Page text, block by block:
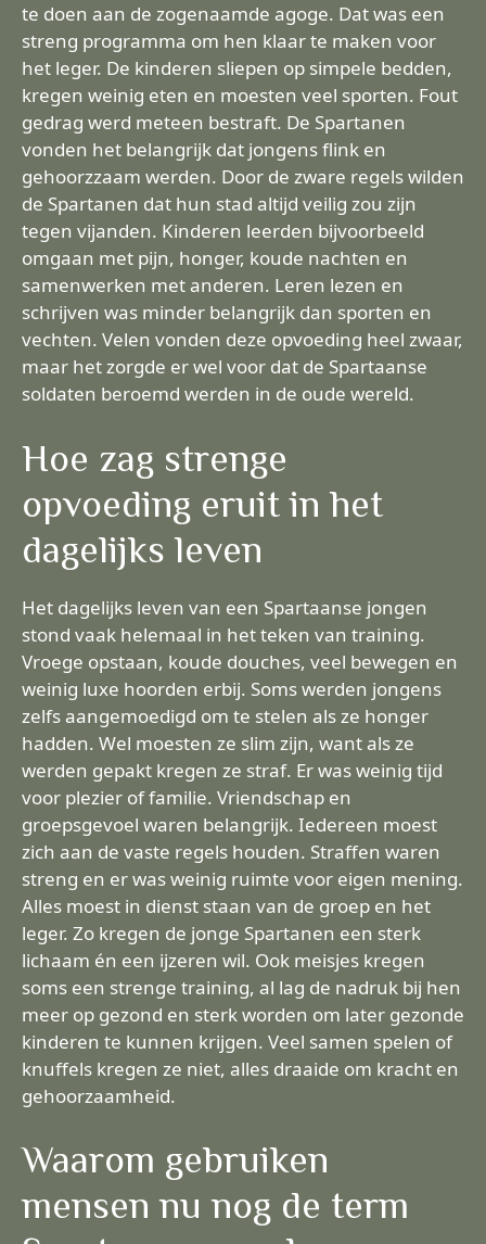
te doen aan de zogenaamde agoge. Dat was een
streng programma om hen klaar te maken voor
het leger. De kinderen sliepen op simpele bedden,
kregen weinig eten en moesten veel sporten. Fout
gedrag werd meteen bestraft. De Spartanen
vonden het belangrijk dat jongens flink en
gehoorzzaam werden. Door de zware regels wilden
de Spartanen dat hun stad altijd veilig zou zijn
tegen vijanden. Kinderen leerden bijvoorbeeld
omgaan met pijn, honger, koude nachten en
samenwerken met anderen. Leren lezen en
schrijven was minder belangrijk dan sporten en
vechten. Velen vonden deze opvoeding heel zwaar,
maar het zorgde er wel voor dat de Spartaanse
soldaten beroemd werden in de oude wereld.
Hoe zag strenge
opvoeding eruit in het
dagelijks leven
Het dagelijks leven van een Spartaanse jongen
stond vaak helemaal in het teken van training.
Vroege opstaan, koude douches, veel bewegen en
weinig luxe hoorden erbij. Soms werden jongens
zelfs aangemoedigd om te stelen als ze honger
hadden. Wel moesten ze slim zijn, want als ze
werden gepakt kregen ze straf. Er was weinig tijd
voor plezier of familie. Vriendschap en
groepsgevoel waren belangrijk. Iedereen moest
zich aan de vaste regels houden. Straffen waren
streng en er was weinig ruimte voor eigen mening.
Alles moest in dienst staan van de groep en het
leger. Zo kregen de jonge Spartanen een sterk
lichaam én een ijzeren wil. Ook meisjes kregen
soms een strenge training, al lag de nadruk bij hen
meer op gezond en sterk worden om later gezonde
kinderen te kunnen krijgen. Veel samen spelen of
knuffels kregen ze niet, alles draaide om kracht en
gehoorzaamheid.
Waarom gebruiken
mensen nu nog de term